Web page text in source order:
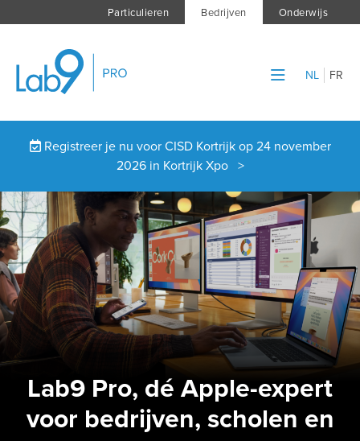
Particulieren Bedrijven Onderwijs
NL FR
Registreer je nu voor CISD Kortrijk op 24 november
2026 in Kortrijk Xpo >
Lab9 Pro, dé Apple-expert
voor bedrijven, scholen en